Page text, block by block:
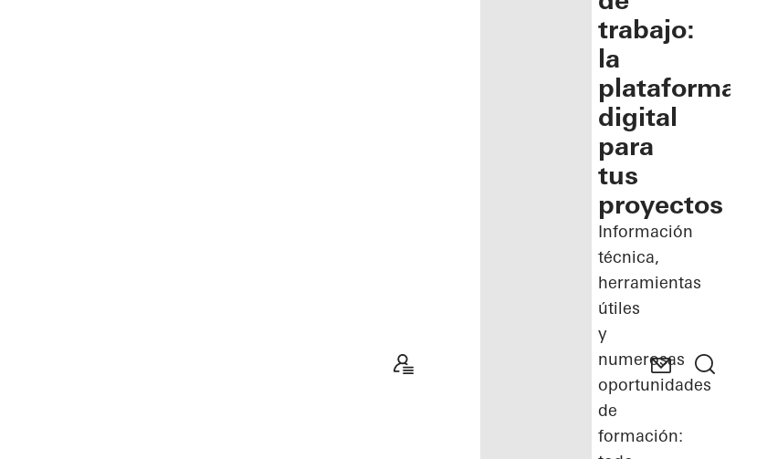
trabajo:
la
plataforma
digital
para
tus
proyectos
Información
técnica,
herramientas
útiles
y
numerosas
oportunidades
de
formación: